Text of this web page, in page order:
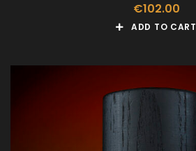
€102.00
ADD TO CART